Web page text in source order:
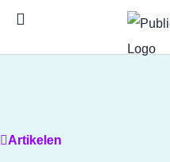
Artikelen